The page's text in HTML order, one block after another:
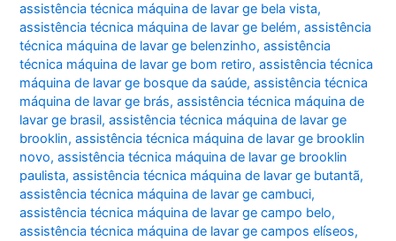
assistência técnica máquina de lavar ge bela vista,
assistência técnica máquina de lavar ge belém,assistência
técnica máquina de lavar ge belenzinho,assistência
técnica máquina de lavar ge bom retiro,assistência técnica
máquina de lavar ge bosque da saúde,assistência técnica
máquina de lavar ge brás,assistência técnica máquina de
lavar ge brasil,assistência técnica máquina de lavar ge
brooklin,assistência técnica máquina de lavar ge brooklin
novo,assistência técnica máquina de lavar ge brooklin
paulista,assistência técnica máquina de lavar ge butantã,
assistência técnica máquina de lavar ge cambuci,
assistência técnica máquina de lavar ge campo belo,
assistência técnica máquina de lavar ge campos elíseos,